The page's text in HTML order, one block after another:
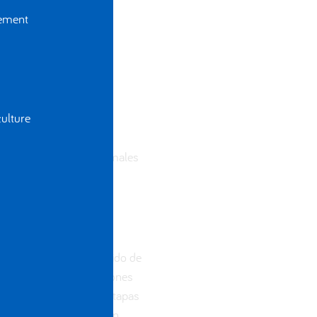
como resultado animales
de leche y contenido de
de varias generaciones
los animales y las etapas